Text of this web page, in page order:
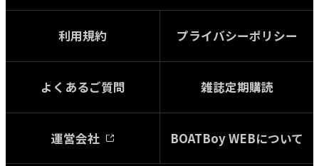
利用規約 プライバシーポリシー
よくあるご質問 雑誌定期購読
運営会社 BOATBoy WEBについて